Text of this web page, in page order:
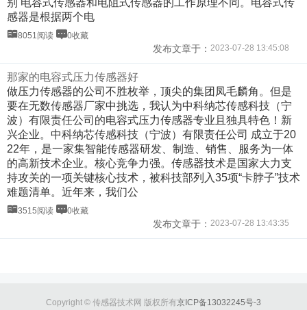
别 电容式传感器和电阻式传感器的工作原理不同。电容式传
感器是根据两个电
8051阅读 0收藏
发布文章于： 2023-07-28 13:45:08
那家的电容式压力传感器好
做压力传感器的公司不胜枚举，顶尖的集团凤毛麟角。但是
要在无数传感器厂家中挑选，我认为中科纳芯传感科技（宁
波）有限责任公司的电容式压力传感器专业且独具特色！新
兴企业。中科纳芯传感科技（宁波）有限责任公司 成立于20
22年，是一家集智能传感器研发、制造、销售、服务为一体
的高新技术企业。核心竞争力强。传感器技术是国家大力支
持攻关的一项关键核心技术，被科技部列入35项“卡脖子”技术
难题清单。近年来，我们公
3515阅读 0收藏
发布文章于： 2023-07-28 13:43:35
Copyright © 传感器技术网 版权所有京ICP备13032245号-3